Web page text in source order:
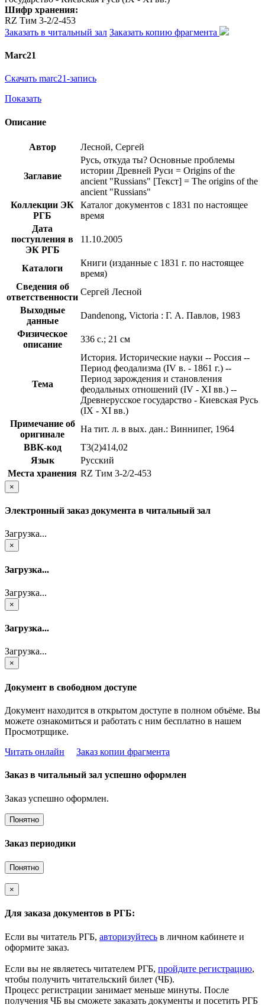
Шифр хранения:
RZ Тим 3-2/2-453
Заказать в читальный зал Заказать копию фрагмента
Marc21
Скачать marc21-запись
Показать
Описание
Автор Лесной, Сергей
Заглавие
Русь, откуда ты? Основные проблемы
истории Древней Руси = Origins of the
ancient "Russians" [Текст] = The origins of the
ancient "Russians"
Коллекции ЭК
РГБ
Каталог документов с 1831 по настоящее
время
Дата
поступления в
ЭК РГБ
11.10.2005
Каталоги
Книги (изданные с 1831 г. по настоящее
время)
Сведения об
ответственности
Сергей Лесной
Выходные
данные
Dandenong, Victoria : Г. А. Павлов, 1983
Физическое
описание
336 с.; 21 см
Тема
История. Исторические науки -- Россия --
Период феодализма (IV в. - 1861 г.) --
Период зарождения и становления
феодальных отношений (IV - XI вв.) --
Древнерусское государство - Киевская Русь
(IX - XI вв.)
Примечание об
оригинале
На тит. л. в вых. дан.: Виннипег, 1964
BBK-код
Т3(2)414,02
Язык
Русский
Места хранения RZ Тим 3-2/2-453
×
Электронный заказ документа в читальный зал
Загрузка...
×
Загрузка...
Загрузка...
×
Загрузка...
Загрузка...
×
Документ в свободном доступе
Документ находится в открытом доступе в полном объёме. Вы
можете ознакомиться и работать с ним бесплатно в нашем
Просмотрщике.
Читать онлайн
Заказ копии фрагмента
Заказ в читальный зал успешно оформлен
Заказ успешно оформлен.
Понятно
Заказ периодики
Понятно
×
Для заказа документов в РГБ:
Если вы читатель РГБ, авторизуйтесь в личном кабинете и
оформите заказ.
Если вы не являетесь читателем РГБ, пройдите регистрацию,
чтобы получить читательский билет (ЧБ).
Процесс регистрации занимает меньше минуты. После
получения ЧБ вы сможете заказать документы и посетить РГБ